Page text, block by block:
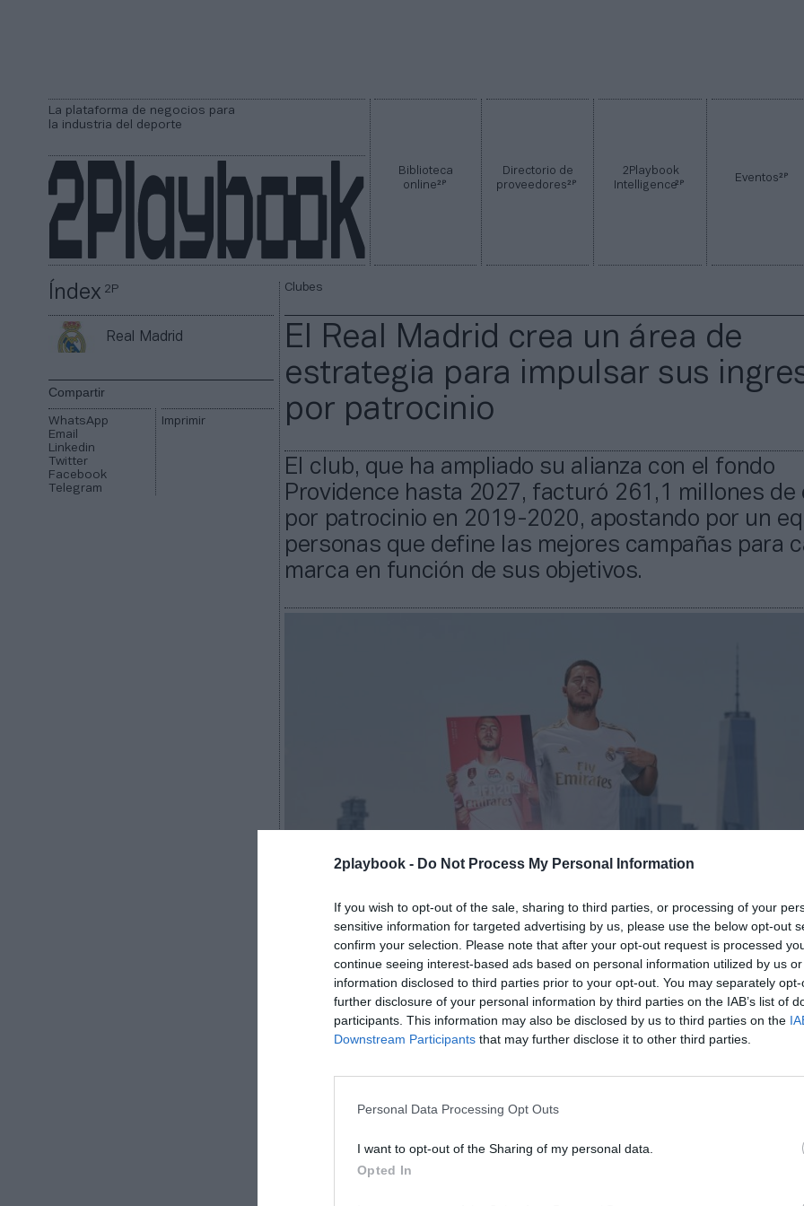
2playbook - Do Not Process My Personal Information
If you wish to opt-out of the sale, sharing to third parties, or processing of your
sensitive information for targeted advertising by us, please use the below opt-out
confirm your selection. Please note that after your opt-out request is processed
continue seeing interest-based ads based on personal information utilized by us
information disclosed to third parties prior to your opt-out. You may separately
further disclosure of your personal information by third parties on the IAB’s list of
participants. This information may also be disclosed by us to third parties on the
Downstream Participants that may further disclose it to other third parties.
Personal Data Processing Opt Outs
I want to opt-out of the Sharing of my personal data.
Opted In
La plataforma de negocios para
la industria del deporte
Biblioteca
online2P
Directorio de
proveedores2P
2Playbook
Intelligence2P Eventos2P
Índex2P
Real Madrid
Compartir
WhatsApp
Email
Linkedin
Twitter
Facebook
Telegram
Imprimir
Clubes
El Real Madrid crea un área de
estrategia para impulsar sus
por patrocinio
El club, que ha ampliado su alianza con el fondo
Providence hasta 2027, facturó 261,1 millones de
por patrocinio en 2019-2020, apostando por un
personas que define las mejores campañas para
marca en función de sus objetivos.
Marc Menchén 30 de diciembre de 2020
que puede controlar al 100%. Ahora bien, los patrocinadores cada